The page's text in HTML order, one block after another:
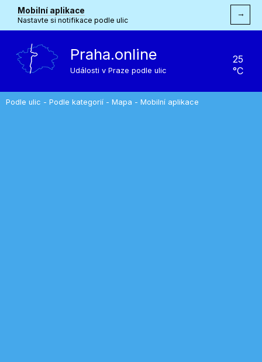
Mobilní aplikace
Nastavte si notifikace podle ulic
→
Praha.online
Události v Praze podle ulic
25
°C
Podle ulic - Podle kategorií - Mapa - Mobilní aplikace